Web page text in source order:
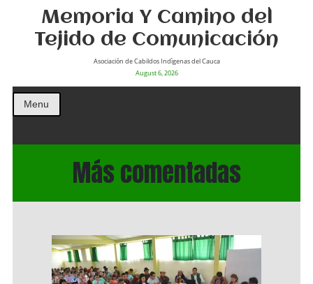
Memoria Y Camino del
Tejido de Comunicación
Asociación de Cabildos Indìgenas del Cauca
August 6, 2026
Menu
Más comentadas